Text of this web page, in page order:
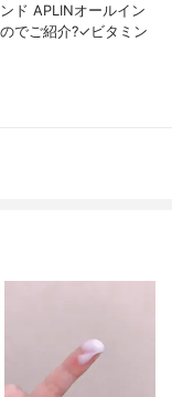
ド APLINオールイン
でご紹介?✓ビタミン